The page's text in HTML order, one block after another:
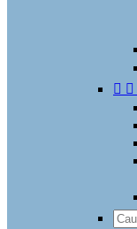
 